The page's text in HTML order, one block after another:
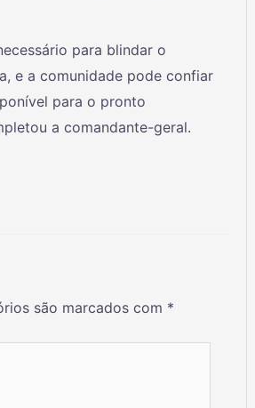
para blindar o
e a comunidade pode confiar
para o pronto
a comandante-geral.
são marcados com *